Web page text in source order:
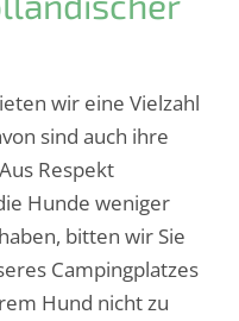
wir eine Vielzahl
sind auch ihre
Respekt
Hunde weniger
bitten wir Sie
Campingplatzes
Hund nicht zu